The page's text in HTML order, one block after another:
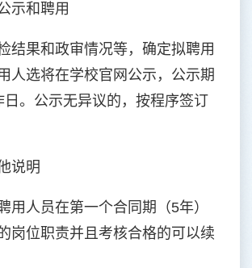
示和聘用
结果和政审情况等，确定拟聘用
人选将在学校官网公示，公示期
日。公示无异议的，按程序签订
说明
用人员在第一个合同期（5年）
岗位职责并且考核合格的可以续